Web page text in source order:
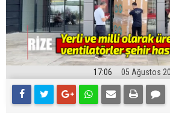
17:06 05 Ağustos